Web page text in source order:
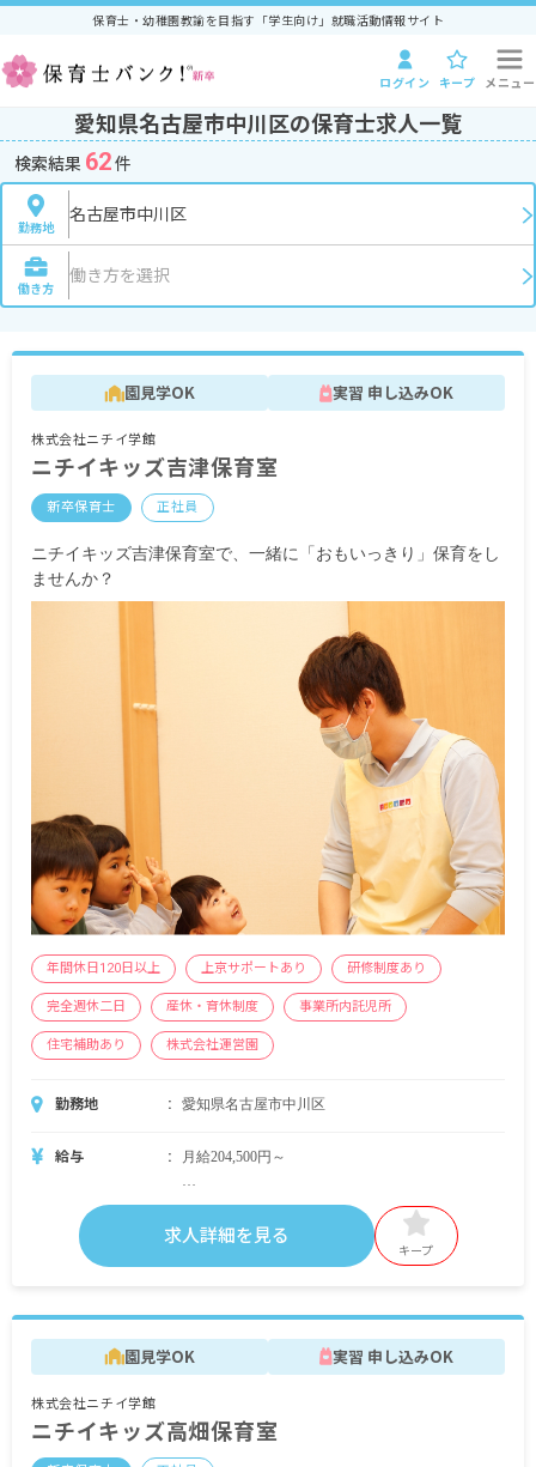
保育士・幼稚園教諭を目指す「学生向け」就職活動情報サイト
ログイン キープ メニュー
愛知県名古屋市中川区の保育士求人一覧
検索結果 62件
勤務地
名古屋市中川区
働き方
働き方を選択
園見学OK 実習 申し込みOK
株式会社ニチイ学館
ニチイキッズ吉津保育室
新卒保育士 正社員
ニチイキッズ吉津保育室で、一緒に「おもいっきり」保育をし
ませんか？
年間休日120日以上 上京サポートあり 研修制度あり
完全週休二日 産休・育休制度 事業所内託児所
住宅補助あり 株式会社運営園
勤務地 愛知県名古屋市中川区
給与 月給204,500円～
＜別途支給手当＞
■交通費支給 月上限50,000円
■昇給（年1回）
■賞与年3回（6月／12月／3月）2024年実績：全国
※3月分は、処遇改善加算一時金支給です
※経験・能力・会社業績によります
求人詳細を見る
キープ
園見学OK 実習 申し込みOK
株式会社ニチイ学館
ニチイキッズ高畑保育室